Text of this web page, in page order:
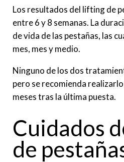
Los resultados del lifting de
entre 6 y 8 semanas. La
de vida de las pestañas, las
mes, mes y medio.
Ninguno de los dos
pero se recomienda
meses tras la última puesta.
Cuidados
de